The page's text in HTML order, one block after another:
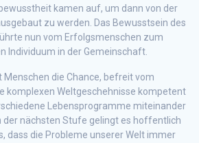
kamen auf, um dann von der
zu werden. Das Bewusstsein des
nun vom Erfolgsmenschen zum
Individuum in der Gemeinschaft.
Menschen die Chance, befreit vom
komplexen Weltgeschehnisse kompetent
Lebensprogramme miteinander
der nächsten Stufe gelingt es hoffentlich
dass die Probleme unserer Welt immer